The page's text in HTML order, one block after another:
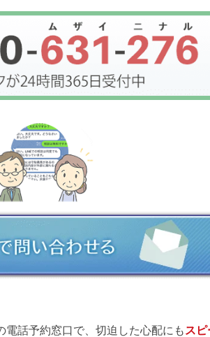
電話予約窓口で、切迫した心配にも ス